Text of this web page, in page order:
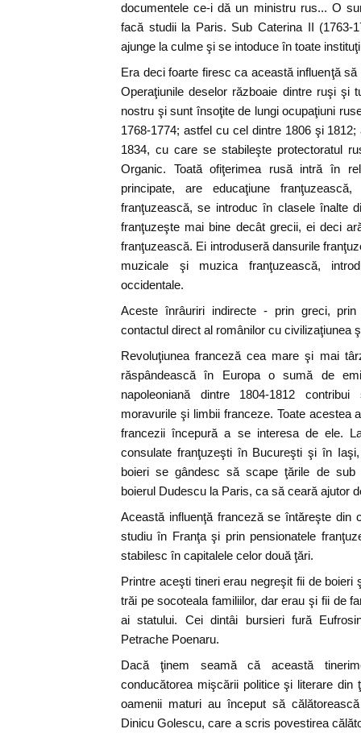
documentele ce-i dă un ministru rus... O
facă studii la Paris. Sub Caterina II (1763-
ajunge la culme şi se intoduce în toate
Era deci foarte firesc ca această influenţă
Operaţiunile deselor războaie dintre ruşi şi
nostru şi sunt însoţite de lungi ocupaţiuni
1768-1774; astfel cu cel dintre 1806 şi
1834, cu care se stabileşte protectoratul
Organic. Toată ofiţerimea rusă intră în
principate, are educaţiune
franţuzească, se introduc în clasele înalte
franţuzeşte mai bine decât grecii, ei deci
franţuzească. Ei introduseră dansurile
muzicale şi muzica franţuzească,
occidentale.
Aceste înrâuriri indirecte - prin greci,
contactul direct al românilor cu civilizaţiunea
Revoluţiunea franceză cea mare şi mai
răspândească în Europa o sumă de
napoleoniană dintre 1804-1812
moravurile şi limbii franceze. Toate acestea
francezii începură a se interesa de ele.
consulate franţuzeşti în Bucureşti şi în
boieri se gândesc să scape ţările de sub
boierul Dudescu la Paris, ca să ceară ajutor
Această influenţă franceză se întăreşte din
studiu în Franţa şi prin pensionatele
stabilesc în capitalele celor două ţări.
Printre aceşti tineri erau negreşit fii de boieri
trăi pe socoteala familiilor, dar erau şi fii de
ai statului. Cei dintâi bursieri fură
Petrache Poenaru.
Dacă ţinem seamă că această
conducătorea mişcării politice şi literare
oamenii maturi au început să
Dinicu Golescu, care a scris povestirea